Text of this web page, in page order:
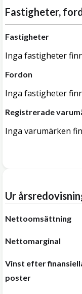
Fastigheter,
Fastigheter
Inga fastigheter
Fordon
Inga fastigheter
Registrerade
Inga varumärken
Ur
Nettoomsättning
Nettomarginal
Vinst efter
poster